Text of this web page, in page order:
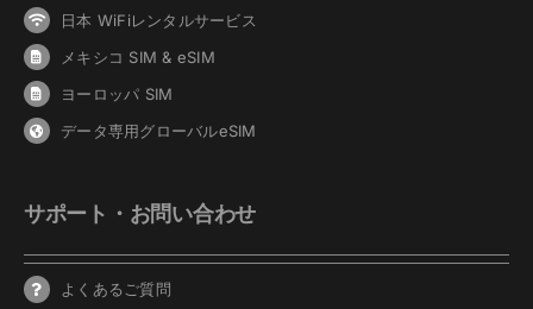
日本 WiFiレンタルサービス
メキシコ SIM & eSIM
ヨーロッパ SIM
データ専用グローバルeSIM
サポート・お問い合わせ
よくあるご質問